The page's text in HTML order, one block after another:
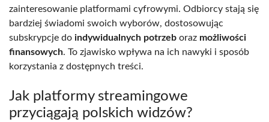
zainteresowanie platformami cyfrowymi. Odbiorcy stają się
bardziej świadomi swoich wyborów, dostosowując
subskrypcje do indywidualnych potrzeb oraz możliwości
finansowych. To zjawisko wpływa na ich nawyki i sposób
korzystania z dostępnych treści.
Jak platformy streamingowe
przyciągają polskich widzów?